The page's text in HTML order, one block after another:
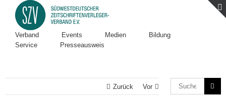
Verband Events Medien
Bildung
Service
Presseausweis
Zurück Vor